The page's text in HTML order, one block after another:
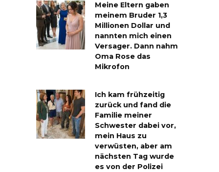
Meine Eltern gaben
meinem Bruder 1,3
Millionen Dollar und
nannten mich einen
Versager. Dann nahm
Oma Rose das
Mikrofon
Ich kam frühzeitig
zurück und fand die
Familie meiner
Schwester dabei vor,
mein Haus zu
verwüsten, aber am
nächsten Tag wurde
es von der Polizei